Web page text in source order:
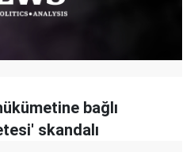
bağlı
skandalı